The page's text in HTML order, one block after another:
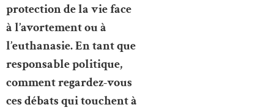
protection de la vie face
à l’avortement ou à
l’euthanasie. En tant que
responsable politique,
comment regardez-vous
ces débats qui touchent à